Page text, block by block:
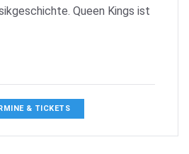
Queen Kings ist
& TICKETS